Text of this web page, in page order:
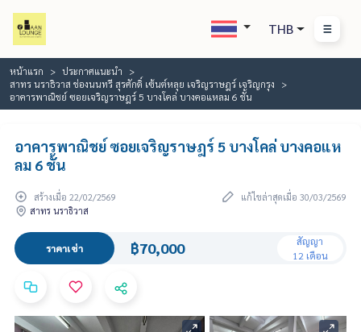
THB
หน้าแรก
ประกาศแนะนำ
สาทร นราธิวาส ช่องนนทรี สุรศักดิ์ เซ้นต์หลุย เจริญราษฎร์ เจริญกรุง
อาคารพาณิชย์ ซอยเจริญราษฎร์ 5 บางโคล่ บางคอแหลม 6 ชั้น
อาคารพาณิชย์ ซอยเจริญราษฎร์ 5 บางโคล่ บางคอแห
ลม 6 ชั้น
สร้างเมื่อ 22/02/2569
แก้ไขล่าสุดเมื่อ 30/03/2569
สาทร นราธิวาส
ราคาเช่า ฿70,000
สัญญา
12 เดือน